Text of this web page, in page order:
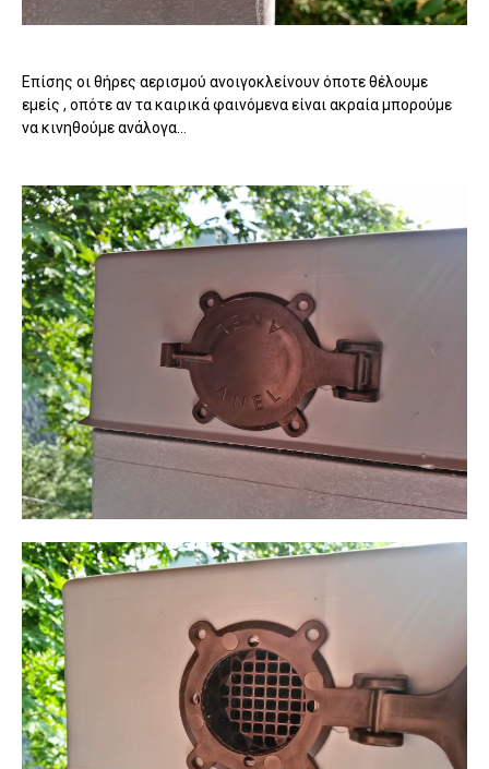
Επίσης οι θήρες αερισμού ανοιγοκλείνουν όποτε θέλουμε
εμείς , οπότε αν τα καιρικά φαινόμενα είναι ακραία μπορούμε
να κινηθούμε ανάλογα...